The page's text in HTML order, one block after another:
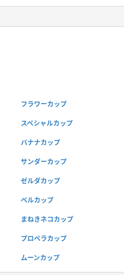
フラワーカップ
スペシャルカップ
バナナカップ
サンダーカップ
ゼルダカップ
ベルカップ
まねきネコカップ
プロペラカップ
ムーンカップ